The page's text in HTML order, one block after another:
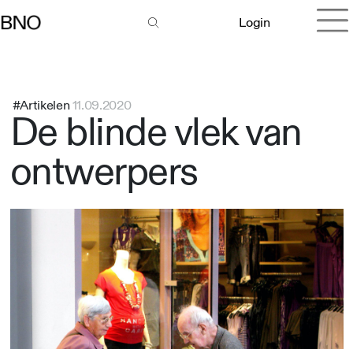
Login
#Artikelen11.09.2020
De blinde vlek van
ontwerpers